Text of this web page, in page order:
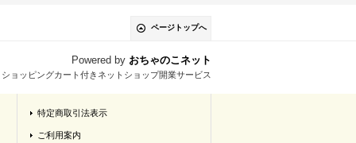
ページトップへ
Powered by おちゃのこネット
ョッピングカート付きネットショップ開業サービス
特定商取引法表示
ご利用案内